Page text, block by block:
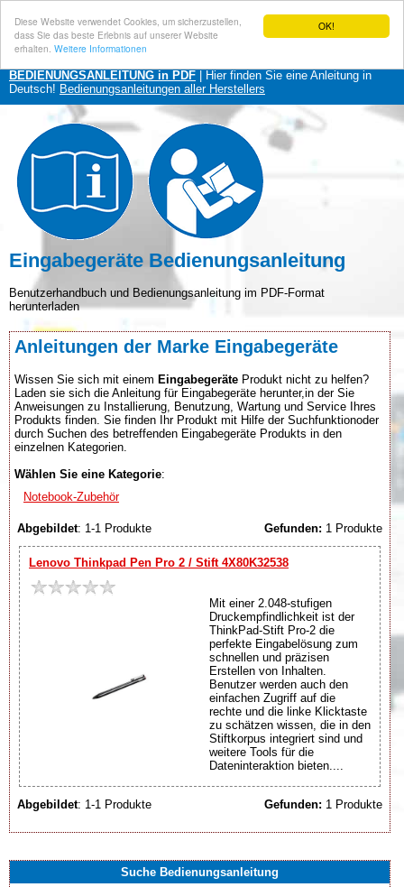
OK!
Diese Website verwendet Cookies, um sicherzustellen,
dass Sie das beste Erlebnis auf unserer Website
erhalten. Weitere Informationen
BEDIENUNGSANLEITUNG in PDF | Hier finden Sie eine Anleitung in
Deutsch! Bedienungsanleitungen aller Herstellers
Eingabegeräte Bedienungsanleitung
Benutzerhandbuch und Bedienungsanleitung im PDF-Format
herunterladen
Anleitungen der Marke Eingabegeräte
Wissen Sie sich mit einem Eingabegeräte Produkt nicht zu helfen?
Laden sie sich die Anleitung für Eingabegeräte herunter,in der Sie
Anweisungen zu Installierung, Benutzung, Wartung und Service Ihres
Produkts finden. Sie finden Ihr Produkt mit Hilfe der Suchfunktionoder
durch Suchen des betreffenden Eingabegeräte Produkts in den
einzelnen Kategorien.
Wählen Sie eine Kategorie:
Notebook-Zubehör
Abgebildet: 1-1 Produkte Gefunden: 1 Produkte
Lenovo Thinkpad Pen Pro 2 / Stift 4X80K32538
Mit einer 2.048-stufigen
Druckempfindlichkeit ist der
ThinkPad-Stift Pro-2 die
perfekte Eingabelösung zum
schnellen und präzisen
Erstellen von Inhalten.
Benutzer werden auch den
einfachen Zugriff auf die
rechte und die linke Klicktaste
zu schätzen wissen, die in den
Stiftkorpus integriert sind und
weitere Tools für die
Dateninteraktion bieten....
Abgebildet: 1-1 Produkte Gefunden: 1 Produkte
Suche Bedienungsanleitung